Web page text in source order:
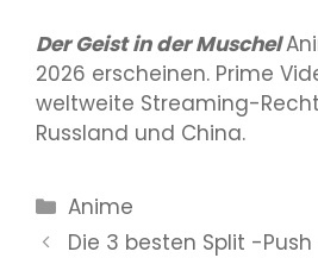
Der Geist in der Muschel
2026 erscheinen. Prime
weltweite Streaming-
Russland und China.
Kategorien
Anime
Die 3 besten Split -Push